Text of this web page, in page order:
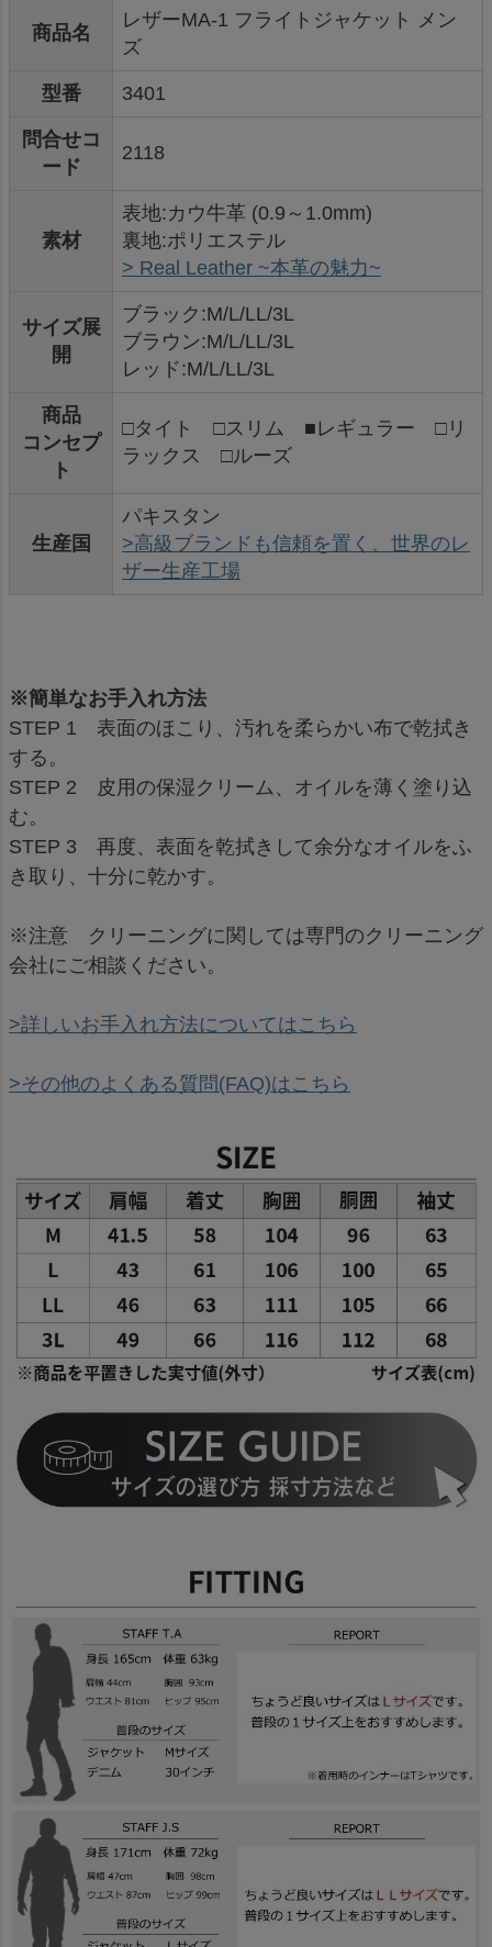
商品名
レザーMA-1 フライトジャケット メン
ズ
型番 3401
問合せコ
ード
2118
素材
表地:カウ牛革 (0.9～1.0mm)
裏地:ポリエステル
> Real Leather ~本革の魅力~
サイズ展
開
ブラック:M/L/LL/3L
ブラウン:M/L/LL/3L
レッド:M/L/LL/3L
商品
コンセプ
ト
□タイト □スリム ■レギュラー □リ
ラックス □ルーズ
生産国
パキスタン
>高級ブランドも信頼を置く、世界のレ
ザー生産工場
※簡単なお手入れ方法
STEP 1 表面のほこり、汚れを柔らかい布で乾拭き
する。
STEP 2 皮用の保湿クリーム、オイルを薄く塗り込
む。
STEP 3 再度、表面を乾拭きして余分なオイルをふ
き取り、十分に乾かす。
※注意 クリーニングに関しては専門のクリーニング
会社にご相談ください。
>詳しいお手入れ方法についてはこちら
>その他のよくある質問(FAQ)はこちら